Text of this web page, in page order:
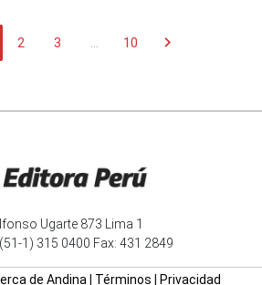
2 3 10 chevron_right
Ugarte 873 Lima 1
1) 315 0400 Fax: 431 2849
de Andina| Términos Privacidad